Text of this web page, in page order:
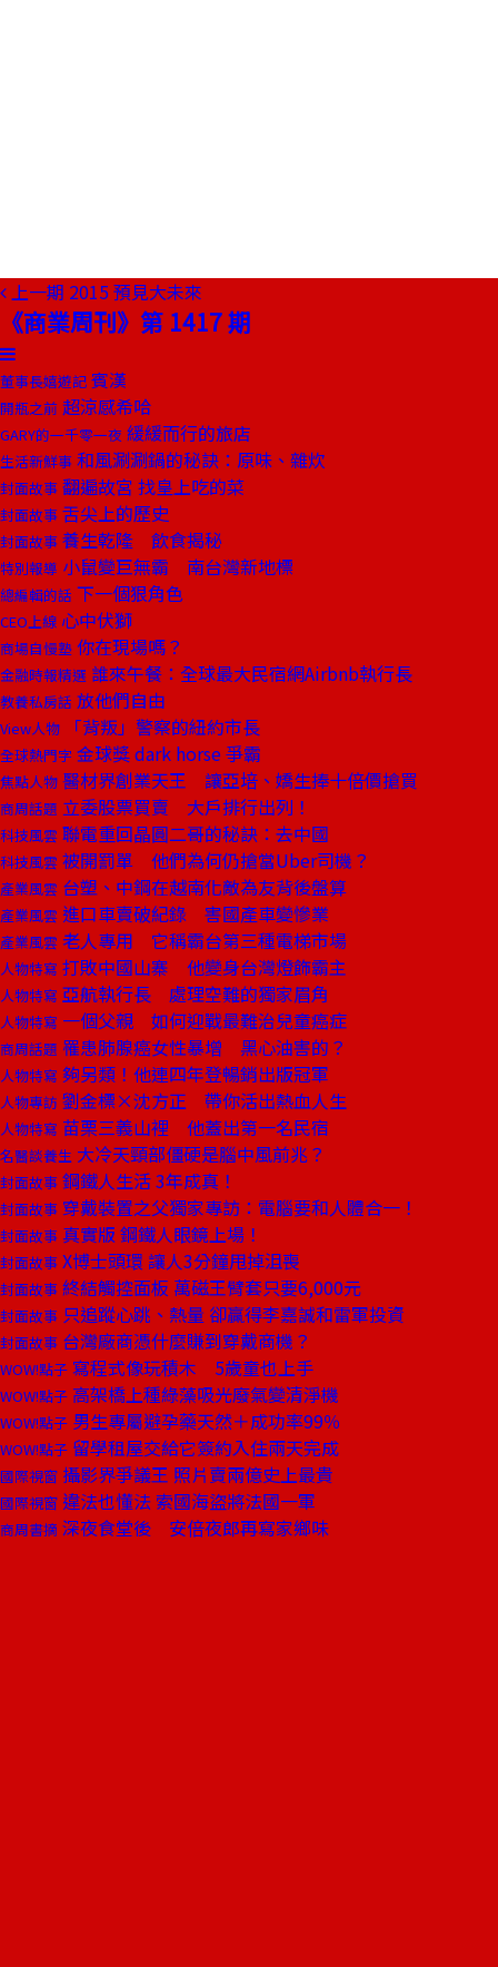
上一期 2015 預見大未來
《商業周刊》第 1417 期
董事長嬉遊記 賓漢
開瓶之前 超涼感希哈
GARY的一千零一夜 緩緩而行的旅店
生活新鮮事 和風涮涮鍋的秘訣：原味、雜炊
封面故事 翻遍故宮 找皇上吃的菜
封面故事 舌尖上的歷史
封面故事 養生乾隆 飲食揭秘
特別報導 小鼠變巨無霸 南台灣新地標
總編輯的話 下一個狠角色
CEO上線 心中伏獅
商場自慢塾 你在現場嗎？
金融時報精選 誰來午餐：全球最大民宿網Airbnb執行長
教養私房話 放他們自由
View人物 「背叛」警察的紐約市長
全球熱門字 金球獎 dark horse 爭霸
焦點人物 醫材界創業天王 讓亞培、嬌生捧十倍價搶買
商周話題 立委股票買賣 大戶排行出列！
科技風雲 聯電重回晶圓二哥的秘訣：去中國
科技風雲 被開罰單 他們為何仍搶當Uber司機？
產業風雲 台塑、中鋼在越南化敵為友背後盤算
產業風雲 進口車賣破紀錄 害國產車變慘業
產業風雲 老人專用 它稱霸台第三種電梯市場
人物特寫 打敗中國山寨 他變身台灣燈飾霸主
人物特寫 亞航執行長 處理空難的獨家眉角
人物特寫 一個父親 如何迎戰最難治兒童癌症
商周話題 罹患肺腺癌女性暴增 黑心油害的？
人物特寫 夠另類！他連四年登暢銷出版冠軍
人物專訪 劉金標×沈方正 帶你活出熱血人生
人物特寫 苗栗三義山裡 他蓋出第一名民宿
名醫談養生 大冷天頸部僵硬是腦中風前兆？
封面故事 鋼鐵人生活 3年成真！
封面故事 穿戴裝置之父獨家專訪：電腦要和人體合一！
封面故事 真實版 鋼鐵人眼鏡上場！
封面故事 X博士頭環 讓人3分鐘甩掉沮喪
封面故事 終結觸控面板 萬磁王臂套只要6,000元
封面故事 只追蹤心跳、熱量 卻贏得李嘉誠和雷軍投資
封面故事 台灣廠商憑什麼賺到穿戴商機？
WOW!點子 寫程式像玩積木 5歲童也上手
WOW!點子 高架橋上種綠藻吸光廢氣變清淨機
WOW!點子 男生專屬避孕藥天然＋成功率99％
WOW!點子 留學租屋交給它簽約入住兩天完成
國際視窗 攝影界爭議王 照片賣兩億史上最貴
國際視窗 違法也懂法 索國海盜將法國一軍
商周書摘 深夜食堂後 安倍夜郎再寫家鄉味